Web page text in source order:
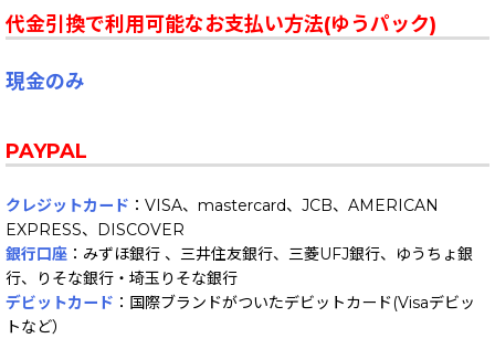
代金引換で利用可能なお支払い方法(ゆうパック)
現金のみ
PAYPAL
クレジットカード ：VISA、mastercard、JCB、AMERICAN
EXPRESS、DISCOVER
銀行口座 ：みずほ銀行 、三井住友銀行、三菱UFJ銀行、ゆうちょ銀
行、りそな銀行・埼玉りそな銀行
デビットカード ：国際ブランドがついたデビットカード(Visaデビッ
トなど）